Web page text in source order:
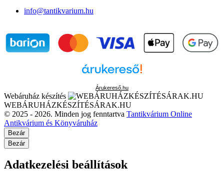
info@tantikvarium.hu
Árukereső.hu
Webáruház készítés
WEBÁRUHÁZKÉSZÍTÉSÁRAK.HU
© 2025 - 2026. Minden jog fenntartva Tantikvárium Online
Antikvárium és Könyváruház
Bezár
Bezár
Adatkezelési beállítások